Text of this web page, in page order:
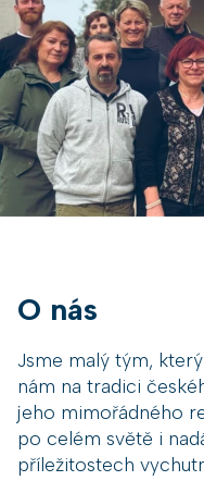
E
L
E
T
R
H
U
B
R
A
S
A
2
0
6
O nás
Jsme malý tým,
nám na tradici
jeho mimořádného
po celém světě i
příležitostech